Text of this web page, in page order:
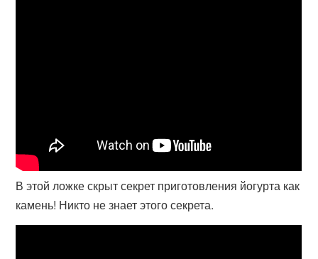
В этой ложке скрыт секрет приготовления йогурта как
камень! Никто не знает этого секрета.